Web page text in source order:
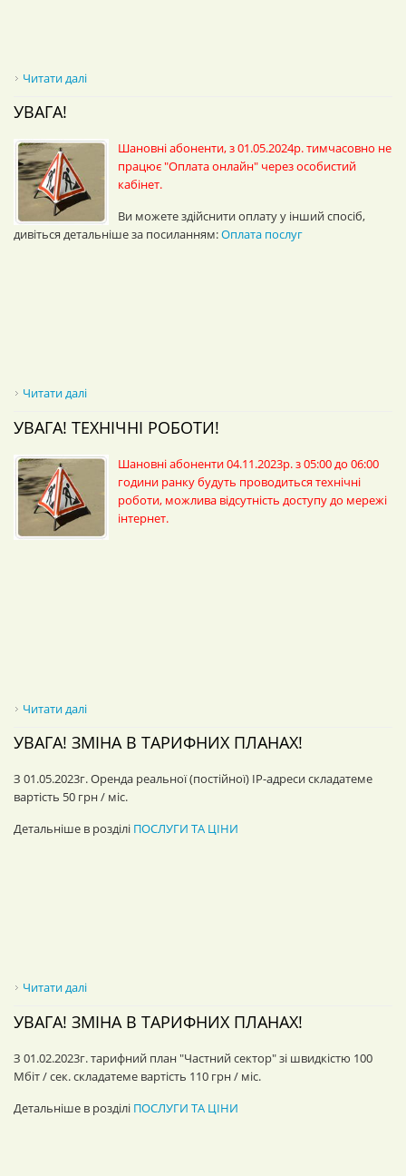
Читати далі
УВАГА!
Шановні абоненти, з 01.05.2024р. тимчасовно не
працює "Оплата онлайн" через особистий
кабінет.
Ви можете здійснити оплату у інший спосіб,
дивіться детальніше за посиланням:Оплата послуг
Читати далі
УВАГА! ТЕХНІЧНІ РОБОТИ!
Шановні абоненти 04.11.2023р. з 05:00 до 06:00
години ранку будуть проводиться технічні
роботи, можлива відсутність доступу до мережі
інтернет.
Читати далі
УВАГА! ЗМІНА В ТАРИФНИХ ПЛАНАХ!
З 01.05.2023г. Оренда реальної (постійної) IP-адреси складатеме
вартість 50 грн / міс.
Детальніше в розділі ПОСЛУГИ ТА ЦІНИ
Читати далі
УВАГА! ЗМІНА В ТАРИФНИХ ПЛАНАХ!
З 01.02.2023г. тарифний план "Частний сектор" зі швидкістю 100
Мбіт / сек. складатеме вартість 110 грн / міс.
Детальніше в розділі ПОСЛУГИ ТА ЦІНИ